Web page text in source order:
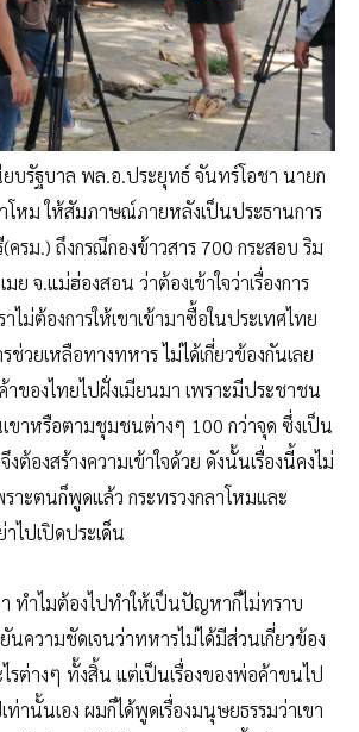
บรัฐบาล พล.อ.ประยุทธ์ จันทร์โอชา นายก
โหม ให้สัมภาษณ์ภายหลังเป็นประธานการ
รม.) ถึงกรณีกองข้าวสาร 700 กระสอบ ริม
ย จ.แม่ฮ่องสอน ว่าต้องเข้าใจว่าเรื่องการ
ไม่ต้องการให้เขาเข้ามาซื้อในประเทศไทย
ช่วยเหลือทางทหาร ไม่ได้เกี่ยวข้องกันเลย
ของไทยไปฝั่งเมียนมา เพราะมีประชาชน
ขาหรือตามชุมชนต่างๆ 100 กว่าจุด ซึ่งเป็น
องสร้างความเข้าใจด้วย ดังนั้นเรื่องนี้คงไม่
าะตนก็พูดแล้ว กระทรวงกลาโหมและ
ไปเปิดประเด็น
ทำไมต้องไปทำให้เป็นปัญหาก็ไม่ทราบ
ความชัดเจนว่าทหารไม่ได้มีส่วนเกี่ยวข้อง
รต่างๆ ทั้งสิ้น แต่เป็นเรื่องของพ่อค้าขนไป
ท่านั้นเอง ผมก็ได้พูดเรื่องมนุษยธรรมว่าเขา